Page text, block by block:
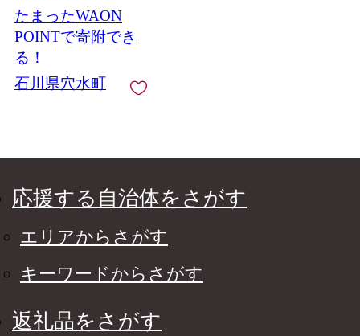
たまったWAON
POINTで寄附でき
る！
石川県穴水町
応援する自治体をさがす
エリアからさがす
キーワードからさがす
返礼品をさがす